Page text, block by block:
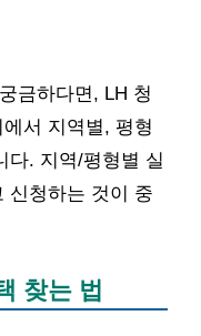
금하다면, LH 청
서 지역별, 평형
다. 지역/평형별 실
신청하는 것이 중
찾는 법